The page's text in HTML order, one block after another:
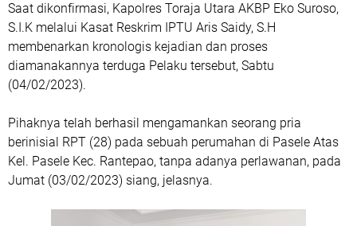
Saat dikonfirmasi, Kapolres Toraja Utara AKBP Eko Suroso,
S.I.K melalui Kasat Reskrim IPTU Aris Saidy, S.H
membenarkan kronologis kejadian dan proses
diamanakannya terduga Pelaku tersebut, Sabtu
(04/02/2023).
Pihaknya telah berhasil mengamankan seorang pria
berinisial RPT (28) pada sebuah perumahan di Pasele Atas
Kel. Pasele Kec. Rantepao, tanpa adanya perlawanan, pada
Jumat (03/02/2023) siang, jelasnya.